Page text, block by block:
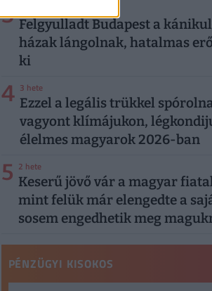
3 Felgyulladt Budapest a
házak lángolnak, hatalmas
ki
4 3 hete
Ezzel a legális trükkel
vagyont klímájukon,
élelmes magyarok 2026-ban
5 2 hete
Keserű jövő vár a magyar
mint felük már elengedte a
sosem engedhetik meg
PÉNZÜGYI KISOKOS